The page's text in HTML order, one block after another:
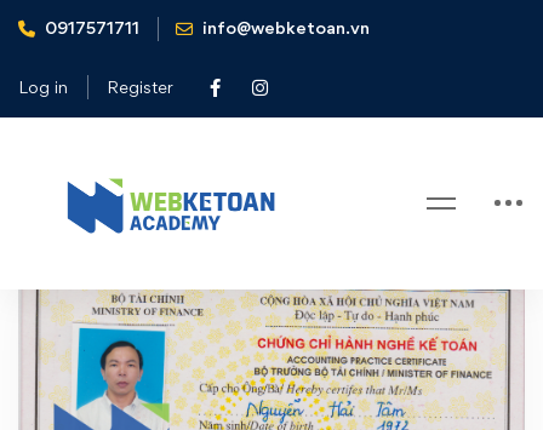
0917571711 info@webketoan.vn
Log in Register
Home ôn thi kế toán viên
Tag: ôn thi kế toán viên